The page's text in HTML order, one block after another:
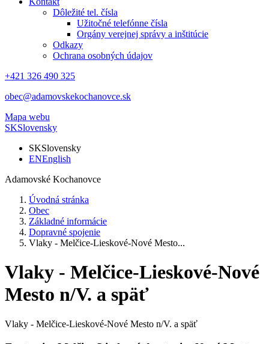
Dôležité tel. čísla
Užitočné telefónne čísla
Orgány verejnej správy a inštitúcie
Odkazy
Ochrana osobných údajov
+421 326 490 325
obec@adamovskekochanovce.sk
Mapa webu
SKSlovensky
SKSlovensky
ENEnglish
Adamovské Kochanovce
Úvodná stránka
Obec
Základné informácie
Dopravné spojenie
Vlaky - Melčice-Lieskové-Nové Mesto...
Vlaky - Melčice-Lieskové-Nové
Mesto n/V. a späť
Vlaky - Melčice-Lieskové-Nové Mesto n/V. a späť